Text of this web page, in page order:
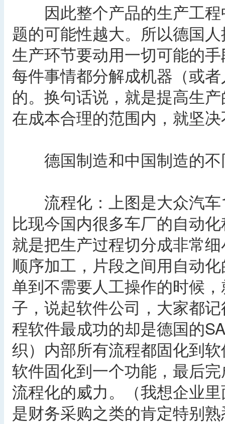
因此整个产品的生产工程
题的可能性越大。所以德国
生产环节要动用一切可能的
每件事情都分解成机器（或
的。换句话说，就是提高生
在成本合理的范围内，就坚
德国制造和中国制造的不
流程化：上图是大众汽车
比现今国内很多车厂的自动
就是把生产过程切分成非常
顺序加工，片段之间用自动
单到不需要人工操作的时候
子，说起软件公司，大家都
程软件最成功的却是德国的
织）内部所有流程都固化到
软件固化到一个功能，最后
流程化的威力。（我想企业
是财务采购之类的肯定特别